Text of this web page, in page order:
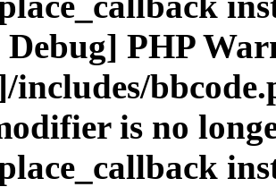
PHP
includes/
is no